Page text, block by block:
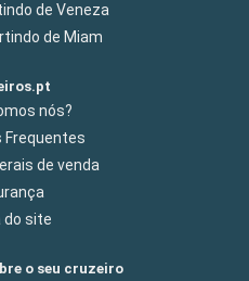
de Veneza
de Miam
nós?
Frequentes
de venda
do site
o seu cruzeiro